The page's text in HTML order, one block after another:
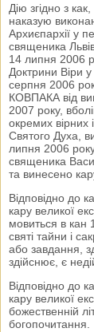
Дію згідно з
наказую
Архиєпархії у
священика
14 липня 2006
Доктрини Віри у
серпня 2006
КОВПАКА від
2007 року,
окремих вірних
Святого Духа,
липня 2006
священика
та винесено
Відповідно до
кару великої
мовиться в кан
святі тайни і
або завдання,
здійснює, є
Відповідно до
кару великої
божественній
богопочитання.